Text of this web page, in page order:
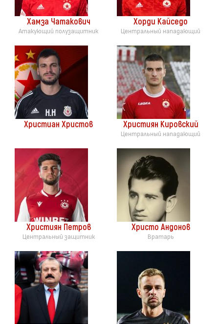
Хамза Чатакович
Атакующий полузащитник
Хорди Кайседо
Центральный нападающий
Христиан Христов Християн Кировский
Центральный нападающий
Християн Петров
Центральный защитник
Христо Андонов
Вратарь